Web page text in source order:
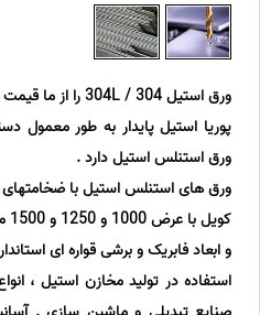
ورق استیل 304 / 304L را از ما قیمت بگیرید
ورق استنلس استیل دارد .
ورق های استنلس استیل با ضخامتهای 0.5 میلیمتر تا 55 میلیمتر
کویل با عرض 1000 و 1250 و 1500 میلیمتر
و ابعاد فابریک و برشی قواره ای
استفاده در تولید مخازن استیل ،